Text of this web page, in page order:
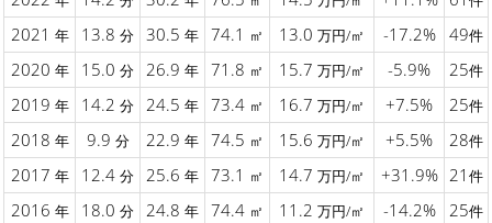
2021 年 13.8 分 30.5 年 74.1 ㎡ 13.0 万円/㎡ -17.2% 49件
2020 年 15.0 分 26.9 年 71.8 ㎡ 15.7 万円/㎡ -5.9% 25件
2019 年 14.2 分 24.5 年 73.4 ㎡ 16.7 万円/㎡ +7.5% 25件
2018 年 9.9 分 22.9 年 74.5 ㎡ 15.6 万円/㎡ +5.5% 28件
2017 年 12.4 分 25.6 年 73.1 ㎡ 14.7 万円/㎡ +31.9% 21 件
2016 年 18.0 分 24.8 年 74.4 ㎡ 11.2 万円/㎡ -14.2% 25件